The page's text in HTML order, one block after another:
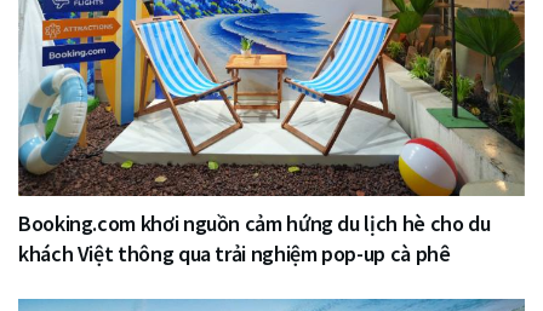
Booking.com khơi nguồn cảm hứng du lịch hè cho du
khách Việt thông qua trải nghiệm pop-up cà phê